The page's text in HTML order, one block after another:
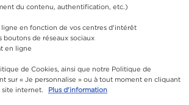
du contenu, authentification, etc.)
en fonction de vos centres d'intérêt
de réseaux sociaux
en ligne
de Cookies, ainsi que notre Politique de
sur « Je personnalise » ou à tout moment en cliquant
site internet.
Plus d'information